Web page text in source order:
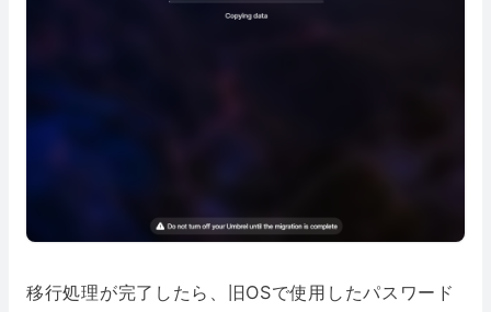
移行処理が完了したら、旧OSで使用したパスワード